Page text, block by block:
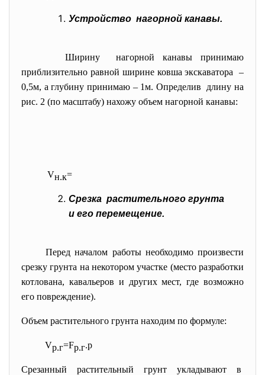
Устройство нагорной канавы.
Ширину нагорной канавы принимаю
приблизительно равной ширине ковша экскаватора –
0,5м, а глубину принимаю – 1м. Определив длину на
рис. 2 (по масштабу) нахожу объем нагорной канавы:
Vн.к=
Срезка растительного грунта
и его перемещение.
Перед началом работы необходимо произвести
срезку грунта на некотором участке (место разработки
котлована, кавальеров и других мест, где возможно
его повреждение).
Объем растительного грунта находим по формуле:
Vр.г=Fр.г.p
Срезанный растительный грунт укладывают в